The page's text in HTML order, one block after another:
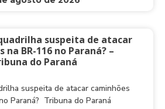
suspeita de atacar
na BR-116 no Paraná? –
do Paraná
suspeita de atacar caminhões
Paraná? Tribuna do Paraná